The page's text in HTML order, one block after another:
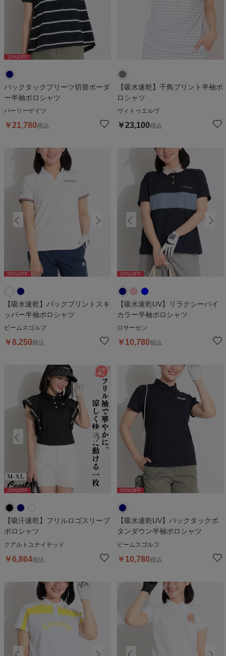
10%OFF
バックタックプリーツ切替ボーダ
ー半袖ポロシャツ
パーリーゲイツ
￥21,780税込
【吸水速乾】千鳥プリント半袖ポ
ロシャツ
ヴィトゥエルヴ
￥23,100税込
50%OFF %OFF
【吸水速乾】バックプリントスキ
ッパー半袖ポロシャツ
ビームスゴルフ
￥8,250税込
30%OFF 30%OFF
【吸水速乾UV】リラクシーバイ
カラー半袖ポロシャツ
ロサーセン
￥ 10,780税込
20%OFF %OFF
【吸汗速乾】フリルロゴスリーブ
ポロシャツ
クアルトユナイテッド
￥6,864税込
30%OFF
【吸水速乾UV】バックタックボ
タンダウン半袖ポロシャツ
ビームスゴルフ
￥ 10,780税込